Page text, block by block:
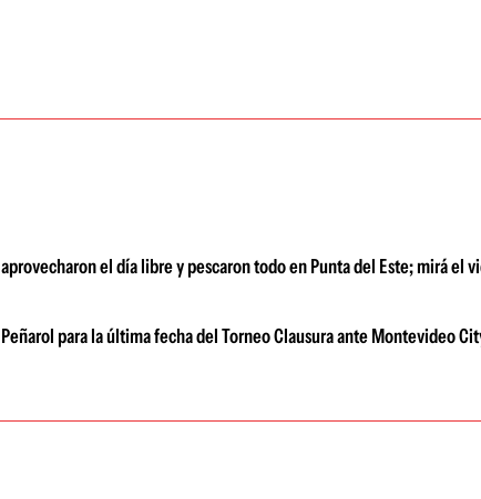
el día libre y pescaron todo en Punta del Este; mirá el
para la última fecha del Torneo Clausura ante Montevideo